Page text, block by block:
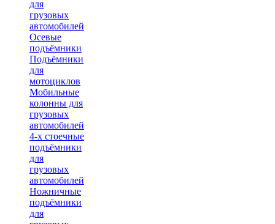
для
грузовых
автомобилей
Осевые
подъёмники
Подъёмники
для
мотоциклов
Мобильные
колонны для
грузовых
автомобилей
4-х стоечные
подъёмники
для
грузовых
автомобилей
Ножничные
подъёмники
для